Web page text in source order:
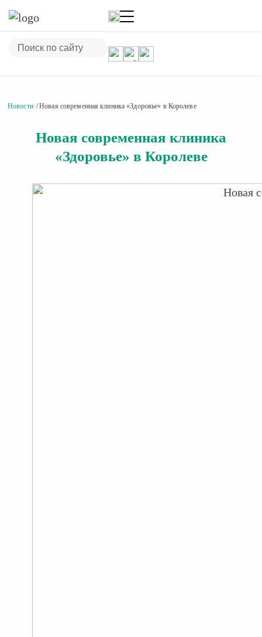
Новости Новая современная клиника «Здоровье» в Королеве
Новая современная клиника
«Здоровье» в Королеве